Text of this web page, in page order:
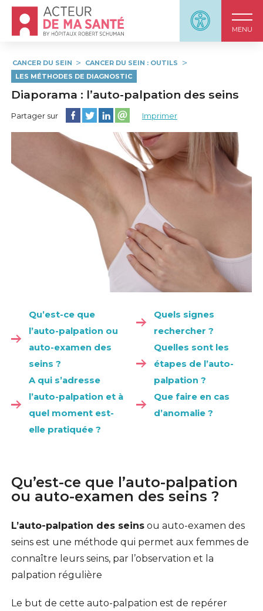
Panneau
MENU
Accueil - Acteur de ma santé, by HôpitauxRobert
CANCER DU SEIN
CANCER DU SEIN : OUTILS
LES MÉTHODES DE DIAGNOSTIC
Diaporama : l’auto-palpation des seins
Partager sur Partager cette page sur Facebook
Partager cette page sur Twitter
Partager cette page sur LinkedIn
Partager cette page sur email
Imprimer
Qu’est-ce que
l’auto-palpation ou
auto-examen des
seins ?
A qui s’adresse
l’auto-palpation et à
quel moment est-
elle pratiquée ?
Quels signes
rechercher ?
Quelles sont les
étapes de l’auto-
palpation ?
Que faire en cas
d’anomalie ?
Qu’est-ce que l’auto-palpation
ou auto-examen des seins ?
L’auto-palpation des seinsou auto-examen des
seins est une méthode qui permet aux femmes de
connaître leurs seins, par l’observation et la
palpation régulière
Le but de cette auto-palpation est de repérer